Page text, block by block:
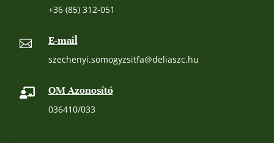
+36 (85) 312-051
 E-mail
szechenyi.somogyzsitfa@deliaszc.hu
 OM Azonosító
036410/033